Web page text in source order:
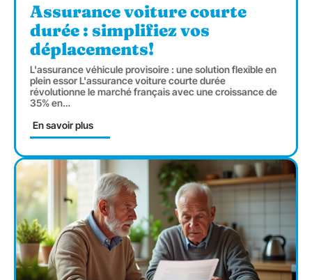
Assurance voiture courte
durée : simplifiez vos
déplacements!
L'assurance véhicule provisoire : une solution flexible en
plein essor L'assurance voiture courte durée
révolutionne le marché français avec une croissance de
35% en…
En savoir plus